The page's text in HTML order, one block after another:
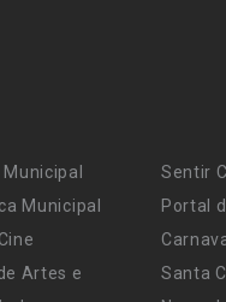
Municipal
Artes e
Sentir
Portal
Santa